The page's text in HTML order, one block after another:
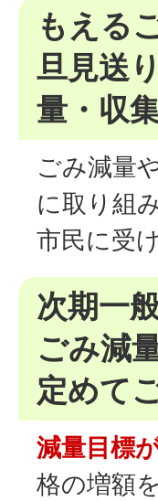
もえる
旦見送
量・収
ごみ減量
に取り組
市民に受
次期一
ごみ減
定めて
減量目標
格の増額